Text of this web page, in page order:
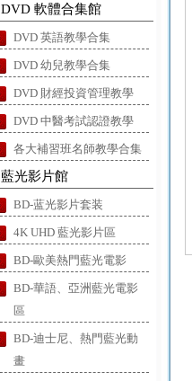
DVD 軟體合集館
DVD 英語教學合集
DVD 幼兒教學合集
DVD 財經投資管理教學
DVD 中醫考試認證教學
各大補習班名師教學合集
藍光影片館
BD-蓝光影片套装
4K UHD 藍光影片區
BD-歐美熱門藍光電影
BD-華語、亞洲藍光電影
區
BD-迪士尼、熱門藍光動
畫